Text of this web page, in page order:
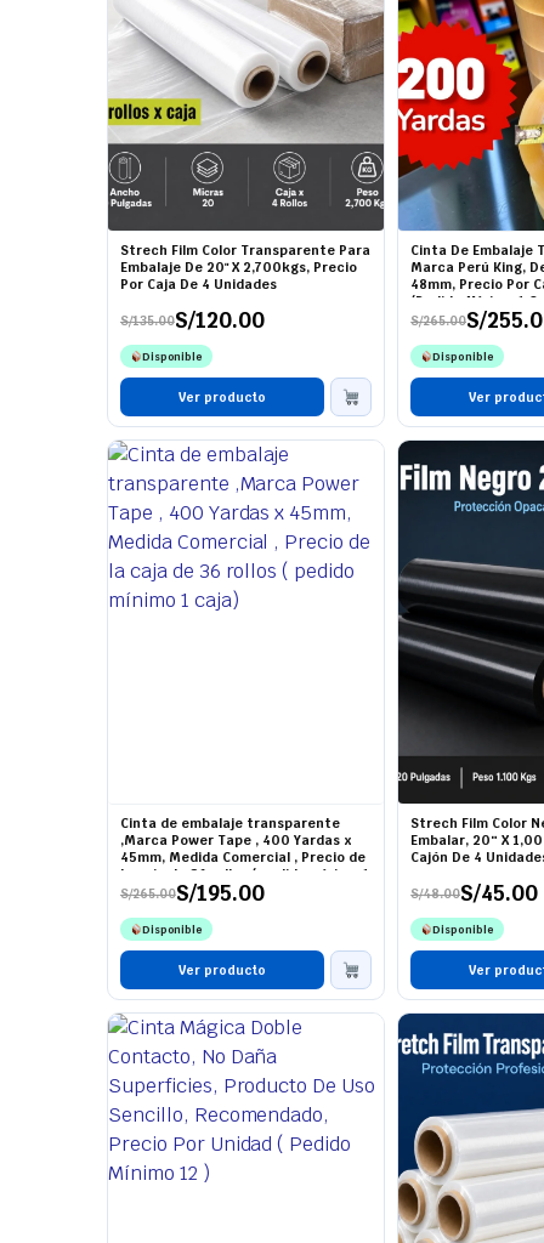
Strech Film Color Transparente Para
Embalaje De 20" X 2,700kgs, Precio
Por Caja De 4 Unidades
S/135.00
El
precio
original
era:
S/135.00.
S/120.00
El
precio
actual
es:
S/120.00.
Disponible
Ver producto
Cinta De Embalaje
Marca Perú King,
48mm, Precio Por
(Pedido Mínimo 1
S/265.00
El
precio
original
era:
S/265.00.
S/
El
precio
actual
es:
S/255.00.
Disponible
Ver
Cinta de embalaje transparente
,Marca Power Tape , 400 Yardas x
45mm, Medida Comercial , Precio de
la caja de 36 rollos ( pedido mínimo 1
caja)
S/265.00
El
precio
original
era:
S/265.00.
S/195.00
El
precio
actual
es:
S/195.00.
Disponible
Ver producto
Strech Film Color
Embalar, 20″ X
Cajón De 4
S/48.00
El
precio
original
era:
S/48.00.
S/45.00
El
precio
actual
es:
S/45.00.
Disponible
Ver